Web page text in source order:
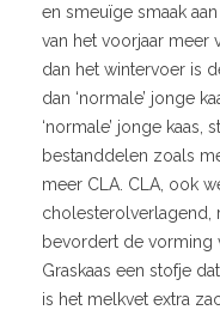
en smeuïge smaak
van het voorjaar meer
dan het wintervoer is
dan ‘normale’ jonge
‘normale’ jonge kaas,
bestanddelen zoals
meer CLA. CLA, ook
cholesterolverlagend,
bevordert de vorming
Graskaas een stofje
is het melkvet extra